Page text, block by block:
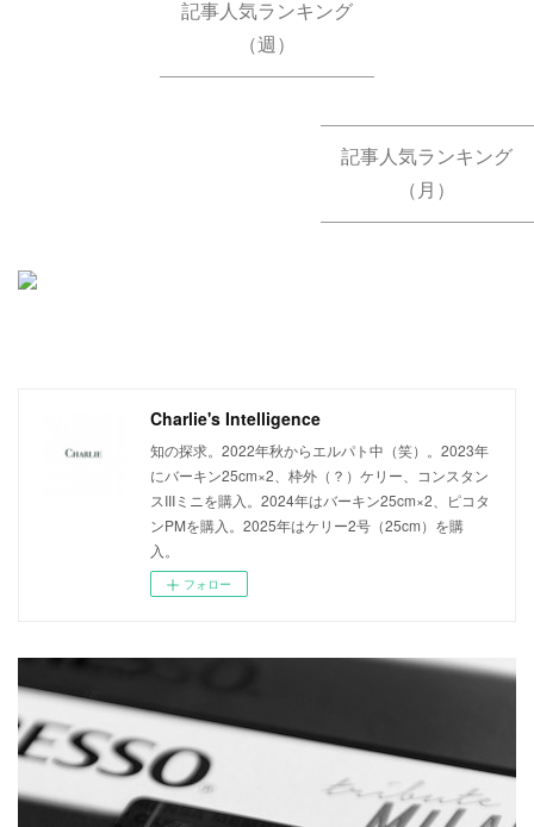
記事人気ランキング
（週）
記事人気ランキング
（月）
Charlie's Intelligence
知の探求。2022年秋からエルパト中（笑）。2023年
にバーキン25cm×2、枠外（？）ケリー、コンスタン
スIIIミニを購入。2024年はバーキン25cm×2、ピコタ
ンPMを購入。2025年はケリー2号（25cm）を購
入。
フォロー